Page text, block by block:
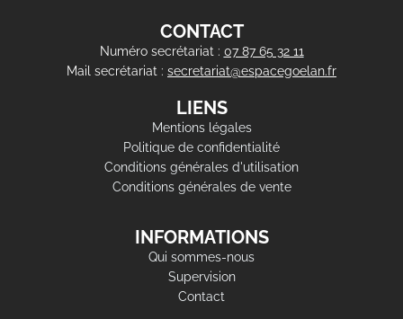
CONTACT
Numéro secrétariat : 07 87 65 32 11
Mail secrétariat : secretariat@espacegoelan.fr
LIENS
Mentions légales
Politique de confidentialité
Conditions générales d'utilisation
Conditions générales de vente
INFORMATIONS
Qui sommes-nous
Supervision
Contact